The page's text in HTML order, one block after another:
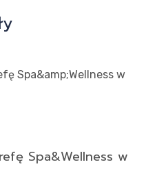
Spa&Wellness w